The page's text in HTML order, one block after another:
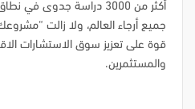
جميع أرجاء العالم، ولا زالت
قوة على تعزيز سوق الاستشارات
والمستثمرين.